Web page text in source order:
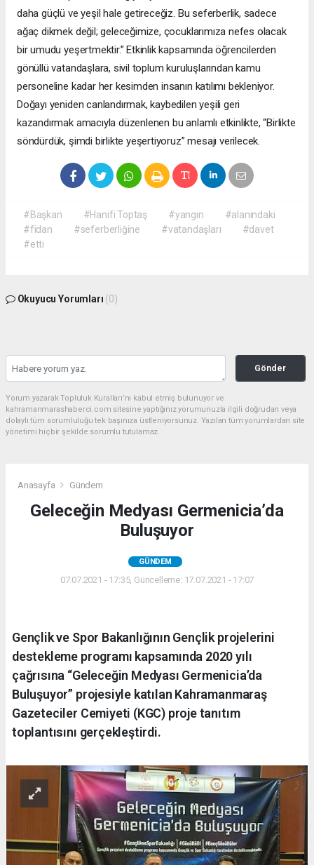
daha güçlü ve yeşil hale getireceğiz. Bu seferberlik, sadece
ağaç dikmek değil; geleceğimize, çocuklarımıza nefes olacak
bir umudu yeşertmektir.” Etkinlik kapsamında öğrencilerden
gönüllü vatandaşlara, sivil toplum kuruluşlarından kamu
personeline kadar her kesimden insanın katılımı bekleniyor.
Doğayı yeniden canlandırmak, kaybedilen yeşili geri
kazandırmak amacıyla düzenlenen bu anlamlı etkinlikte, “Birlikte
söndürdük, şimdi birlikte yeşertiyoruz” mesajı verilecek.
#Başkan #Hanifi Toptaş #yangın
#alanındaki
#fidan
#seferberliğine #vatandaşları
#davet
#etti
Okuyucu Yorumları (0)
Gönder
Yorum yazarak Topluluk Kuralları’nı kabul etmiş bulunuyor ve
kahramanmarashaberci.com sitesine yaptığınız yorumunuzla ilgili doğrudan veya
dolaylı tüm sorumluluğu tek başınıza üstleniyorsunuz. Yazılan tüm yorumlardan site
yönetimi hiçbir şekilde sorumlu tutulamaz.
Anasayfa Gündem
Geleceğin Medyası Germenicia’da
Buluşuyor
GÜNDEM
07.07.2021 - 17:35, Güncelleme: 17.07.2021 - 17:07
Gençlik ve Spor Bakanlığının Gençlik projelerini
destekleme programı kapsamında 2020 yılı
çağrısına “Geleceğin Medyası Germenicia’da
Buluşuyor” projesiyle katılan Kahramanmaraş
Gazeteciler Cemiyeti (KGC) proje tanıtım
toplantısını gerçekleştirdi.